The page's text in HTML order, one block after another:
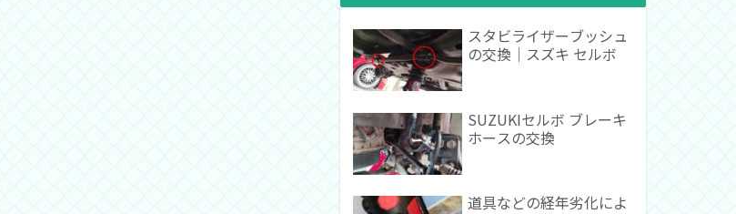
スタビライザーブッシュ
の交換｜スズキ セルボ
SUZUKIセルボ ブレーキ
ホースの交換
道具などの経年劣化によ